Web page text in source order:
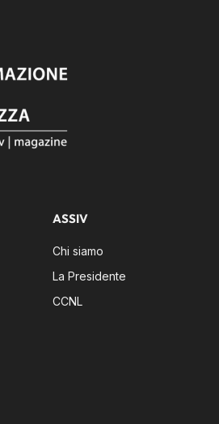
ASSIV
Chi siamo
La Presidente
CCNL